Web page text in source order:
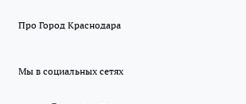
Про Город Краснодара
Мы в социальных сетях